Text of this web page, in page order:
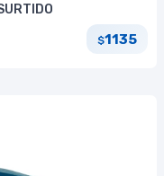
$1135